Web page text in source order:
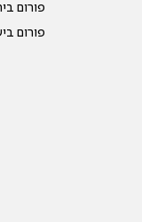
פורום
פורום